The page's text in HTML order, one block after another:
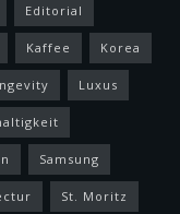
Editorial
Kaffee Korea
Luxus
Samsung
St. Moritz